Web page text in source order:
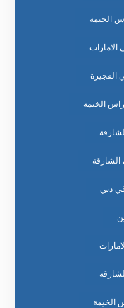
الخيمة
الخيمة
دبي
الخيمة